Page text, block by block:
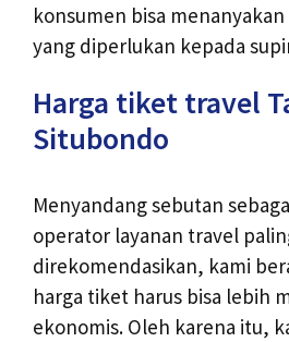
konsumen bisa
yang diperlukan kepada
Harga tiket travel
Situbondo
Menyandang sebutan
operator layanan travel
direkomendasikan, kami
harga tiket harus bisa lebih
ekonomis. Oleh karena itu,